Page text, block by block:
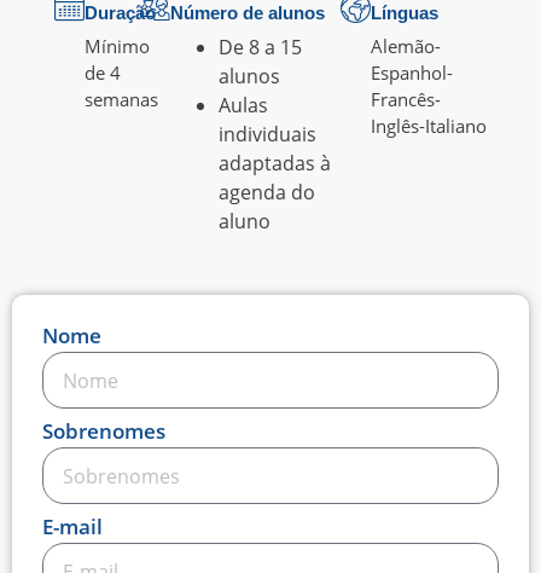
Duração
Mínimo
de 4
semanas
Número de alunos
De 8 a 15
alunos
Aulas
individuais
adaptadas à
agenda do
aluno
Línguas
Alemão-
Espanhol-
Francês-
Inglês-Italiano
Nome
Sobrenomes
E-mail